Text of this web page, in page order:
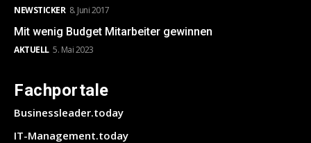
NEWSTICKER 8. Juni 2017
Mit wenig Budget Mitarbeiter gewinnen
AKTUELL 5. Mai 2023
Fachportale
Businessleader.today
IT-Management.today